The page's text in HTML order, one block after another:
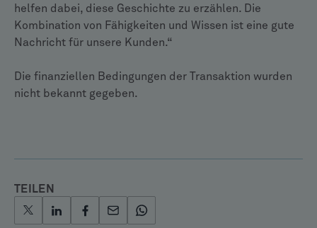
helfen dabei, diese Geschichte zu erzählen. Die
Kombination von Fähigkeiten und Wissen ist eine gute
Nachricht für unsere Kunden.“
Die finanziellen Bedingungen der Transaktion wurden
nicht bekannt gegeben.
TEILEN